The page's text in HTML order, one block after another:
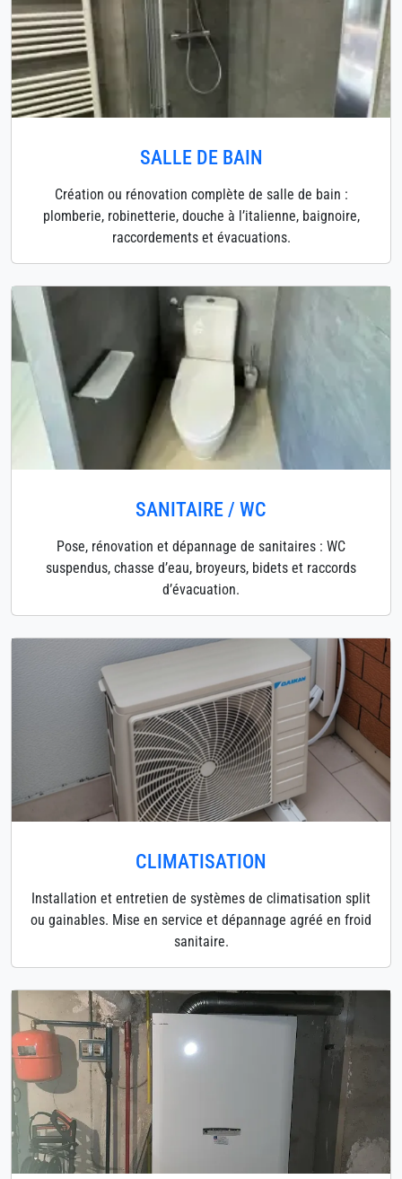
SALLE DE BAIN
Création ou rénovation complète de salle de bain :
plomberie, robinetterie, douche à l’italienne, baignoire,
raccordements et évacuations.
SANITAIRE / WC
Pose, rénovation et dépannage de sanitaires : WC
suspendus, chasse d’eau, broyeurs, bidets et raccords
d’évacuation.
CLIMATISATION
Installation et entretien de systèmes de climatisation split
ou gainables. Mise en service et dépannage agréé en froid
sanitaire.